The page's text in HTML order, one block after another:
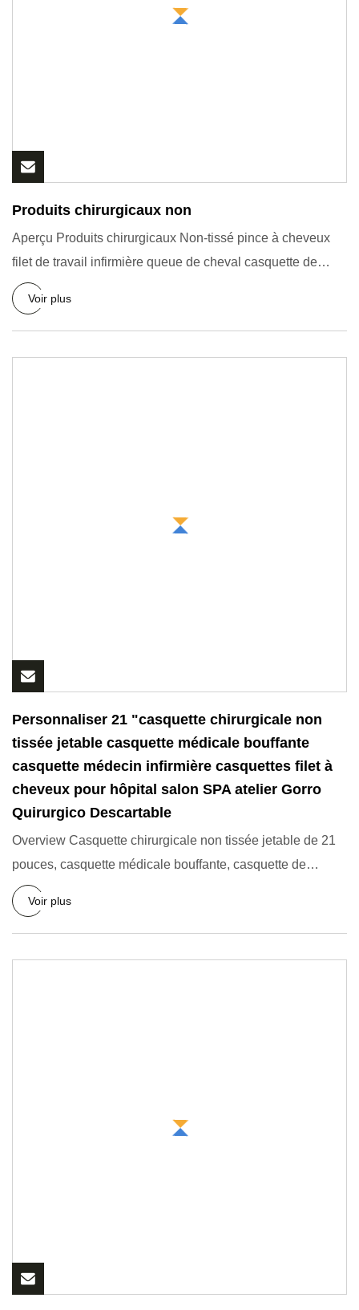
Produits chirurgicaux non
Aperçu Produits chirurgicaux Non-tissé pince à cheveux
filet de travail infirmière queue de cheval casquette de
foule je
Voir plus
Personnaliser 21 "casquette chirurgicale non
tissée jetable casquette médicale bouffante
casquette médecin infirmière casquettes filet à
cheveux pour hôpital salon SPA atelier Gorro
Quirurgico Descartable
Overview Casquette chirurgicale non tissée jetable de 21
pouces, casquette médicale bouffante, casquette de
médecin et d
Voir plus